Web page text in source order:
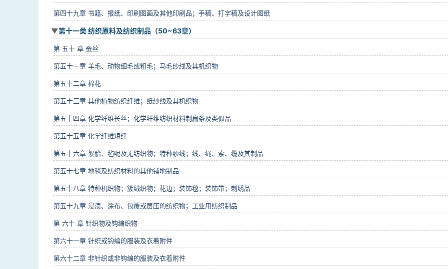
第四十九章 书籍、报纸、印刷图画及其他印刷品；手稿、打字稿及设计图纸
第十一类 纺织原料及纺织制品（50~63章）
第 五十 章 蚕丝
第五十一章 羊毛、动物细毛或粗毛；马毛纱线及其机织物
第五十二章 棉花
第五十三章 其他植物纺织纤维；纸纱线及其机织物
第五十四章 化学纤维长丝；化学纤维纺织材料制扁条及类似品
第五十五章 化学纤维短纤
第五十六章 絮胎、毡呢及无纺织物；特种纱线；线、绳、索、缆及其制品
第五十七章 地毯及纺织材料的其他铺地制品
第五十八章 特种机织物；簇绒织物；花边；装饰毯；装饰带；刺绣品
第五十九章 浸渍、涂布、包覆或层压的纺织物；工业用纺织制品
第 六十 章 针织物及钩编织物
第六十一章 针织或钩编的服装及衣着附件
第六十二章 非针织或非钩编的服装及衣着附件